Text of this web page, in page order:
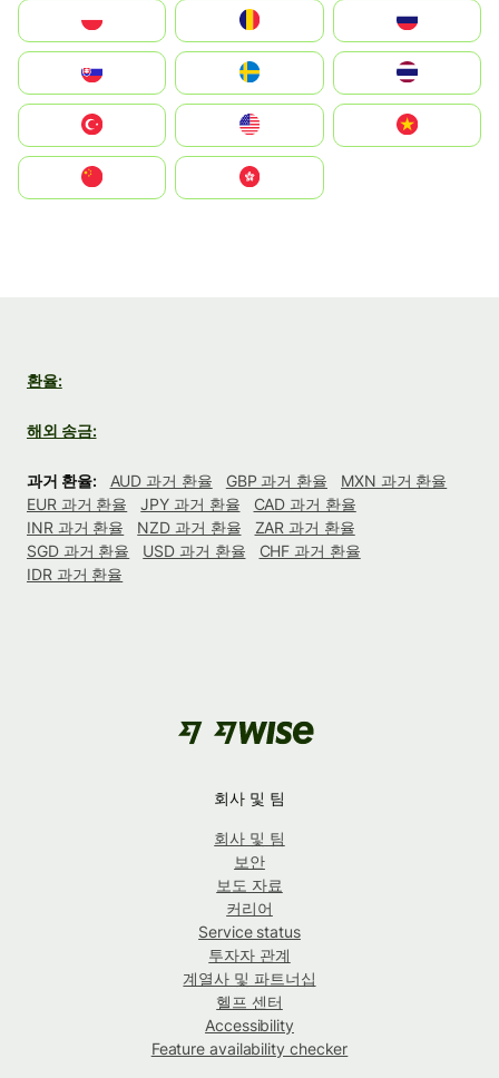
United States
中國香港特別行政區
환율:
해외 송금:
과거 환율: AUD 과거 환율 GBP 과거 환율
MXN 과거 환율
EUR 과거 환율
JPY 과거 환율
CAD 과거 환율
INR 과거 환율
NZD 과거 환율
ZAR 과거 환율
SGD 과거 환율
USD 과거 환율
CHF 과거 환율
IDR 과거 환율
회사 및 팀
회사 및 팀
보안
보도 자료
커리어
Service status
투자자 관계
계열사 및 파트너십
헬프 센터
Accessibility
Feature availability checker